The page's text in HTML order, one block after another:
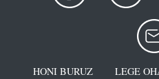
HONI BURUZ LEGE